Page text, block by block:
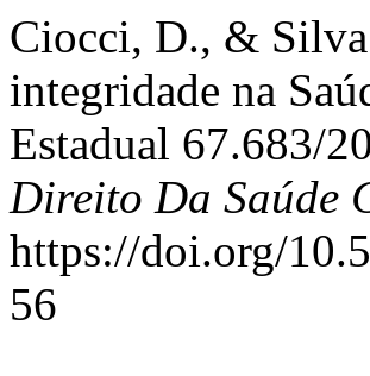
Ciocci, D., &
integridade na
Estadual 67.683/
Direito Da Saúde
https://doi.org/
56